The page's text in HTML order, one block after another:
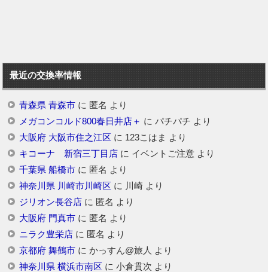
最近の交換率情報
青森県 青森市に 匿名 より
メガコンコルド800春日井店＋ に パチパチ より
大阪府 大阪市住之江区 に 123こはま より
キコーナ 新宿三丁目店に イベントご注意より
千葉県 船橋市に 匿名 より
神奈川県 川崎市川崎区 に 川崎より
ジリオン長谷店に 匿名 より
大阪府 門真市に 匿名 より
ニラク豊栄店に 匿名 より
京都府 舞鶴市に かっすん@旅人 より
神奈川県 横浜市南区 に 小倉貫次 より